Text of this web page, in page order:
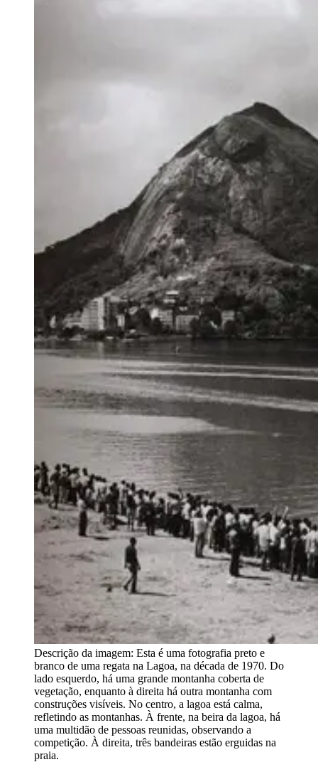
Descrição da imagem: Esta é uma fotografia preto e
branco de uma regata na Lagoa, na década de 1970. Do
lado esquerdo, há uma grande montanha coberta de
vegetação, enquanto à direita há outra montanha com
construções visíveis. No centro, a lagoa está calma,
refletindo as montanhas. À frente, na beira da lagoa, há
uma multidão de pessoas reunidas, observando a
competição. À direita, três bandeiras estão erguidas na
praia.